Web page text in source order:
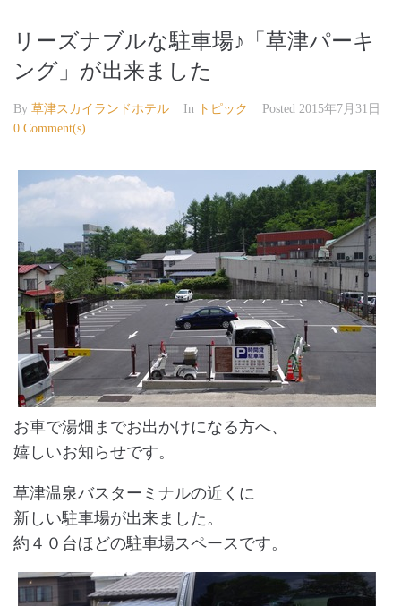
リーズナブルな駐車場♪「草津パーキ
ング」が出来ました
By 草津スカイランドホテル In トピック Posted 2015年7月31日
0 Comment(s)
お車で湯畑までお出かけになる方へ、
嬉しいお知らせです。
草津温泉バスターミナルの近くに
新しい駐車場が出来ました。
約４０台ほどの駐車場スペースです。